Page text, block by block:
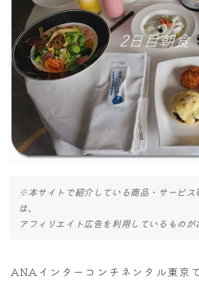
名古屋
ナナちゃん人形
※本サイトで紹介している商品・サービス
は、
アフィリエイト広告を利用しているものが
ANAインターコンチネンタル東京